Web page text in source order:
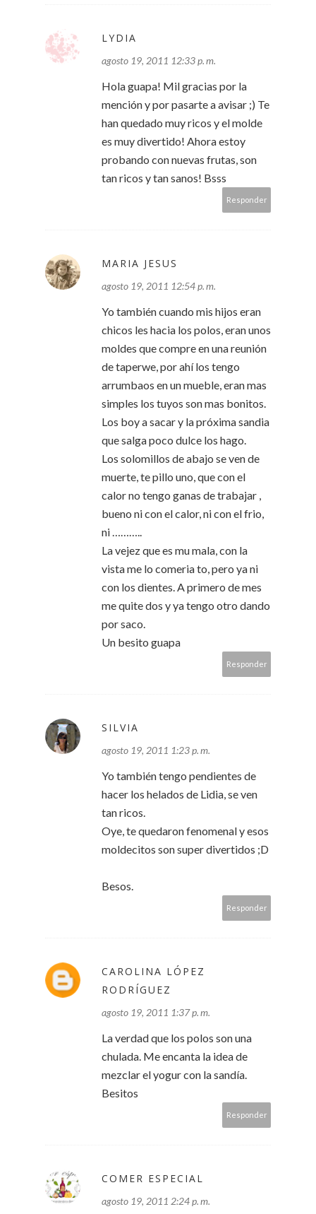
LYDIA
agosto 19, 2011 12:33 p. m.
Hola guapa! Mil gracias por la
mención y por pasarte a avisar ;) Te
han quedado muy ricos y el molde
es muy divertido! Ahora estoy
probando con nuevas frutas, son
tan ricos y tan sanos! Bsss
Responder
MARIA JESUS
agosto 19, 2011 12:54 p. m.
Yo también cuando mis hijos eran
chicos les hacia los polos, eran unos
moldes que compre en una reunión
de taperwe, por ahí los tengo
arrumbaos en un mueble, eran mas
simples los tuyos son mas bonitos.
Los boy a sacar y la próxima sandia
que salga poco dulce los hago.
Los solomillos de abajo se ven de
muerte, te pillo uno, que con el
calor no tengo ganas de trabajar ,
bueno ni con el calor, ni con el frio,
ni ………..
La vejez que es mu mala, con la
vista me lo comeria to, pero ya ni
con los dientes. A primero de mes
me quite dos y ya tengo otro dando
por saco.
Un besito guapa
Responder
SILVIA
agosto 19, 2011 1:23 p. m.
Yo también tengo pendientes de
hacer los helados de Lidia, se ven
tan ricos.
Oye, te quedaron fenomenal y esos
moldecitos son super divertidos ;D
Besos.
Responder
CAROLINA LÓPEZ
RODRÍGUEZ
agosto 19, 2011 1:37 p. m.
La verdad que los polos son una
chulada. Me encanta la idea de
mezclar el yogur con la sandía.
Besitos
Responder
COMER ESPECIAL
agosto 19, 2011 2:24 p. m.